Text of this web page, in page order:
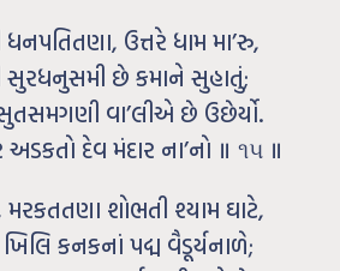
ધનપતિતણા, ઉત્તરે ધામ મા’રુ,
સુરધનુસમી છે કમાને સુહાતું;
વા’લીએ છે ઉછેર્યો.
દેવ મંદાર ના’નો ॥ ૧૫ ॥
મરકતતણા શોભતી શ્યામ ઘાટે,
કનકનાં પદ્મ વૈડૂર્યનાળે;